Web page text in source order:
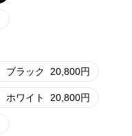
ブラック 20,800円
ホワイト 20,800円